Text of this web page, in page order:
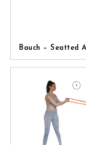
Bauch – Seatted